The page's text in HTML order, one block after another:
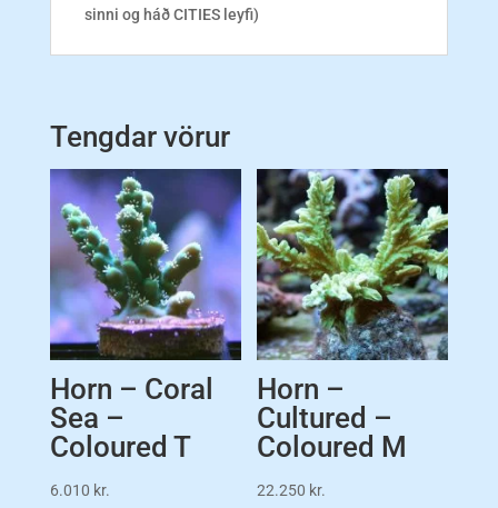
sinni og háð CITIES leyfi)
Tengdar vörur
Horn – Coral
Sea –
Coloured T
6.010 kr.
Horn –
Cultured –
Coloured M
22.250 kr.